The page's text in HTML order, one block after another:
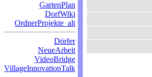
GartenPlan
DorfWiki
OrdnerProjekte_alt
Dörfer
NeueArbeit
VideoBridge
VillageInnovationTalk